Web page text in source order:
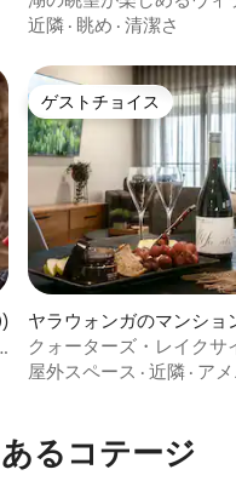
近隣 · 眺め · 清潔さ
件、5つ星中4.9つ星の平均
ゲストチョイス
ゲストチョイス
ヤラウォンガのマンショ
アパート
クォーターズ・レイクサ
屋外スペース · 近隣 · ア
るコテージ